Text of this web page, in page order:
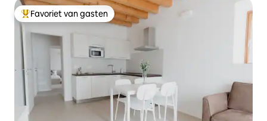
Topfavoriet van gasten
Favoriet van gasten